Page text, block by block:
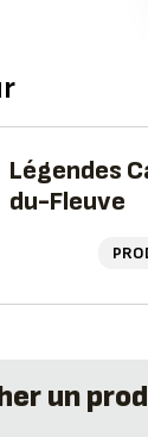
un
Légendes
du-Fleuve